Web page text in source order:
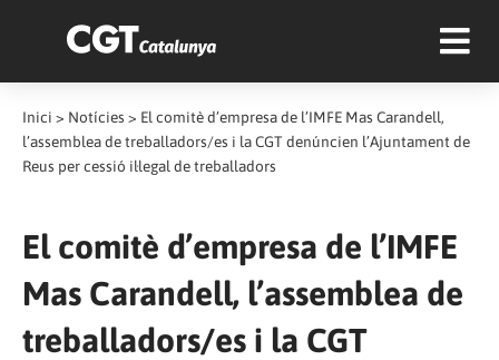
Inici > Notícies > El comitè d’empresa de l’IMFE Mas Carandell,
l’assemblea de treballadors/es i la CGT denúncien l’Ajuntament de
Reus per cessió il·legal de treballadors
El comitè d’empresa de l’IMFE
Mas Carandell, l’assemblea de
treballadors/es i la CGT